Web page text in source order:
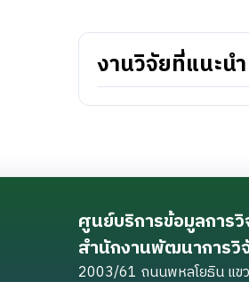
งานวิจัยที่แนะนำ
ศูนย์บริการข้อมูลการ
สำนักงานพัฒนาการวิ
2003/61 ถนนพหลโยธิน แข